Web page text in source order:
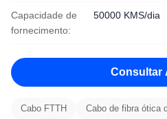
Capacidade de
fornecimento:
50000 KMS/dia
Consultar
Cabo FTTH Cabo de fibra ótica